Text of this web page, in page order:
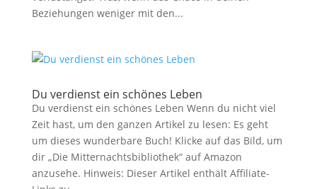
Beziehungen weniger mit den...
Du verdienst ein schönes Leben
Du verdienst ein schönes Leben Wenn du nicht viel
Zeit hast, um den ganzen Artikel zu lesen: Es geht
um dieses wunderbare Buch! Klicke auf das Bild, um
dir „Die Mitternachtsbibliothek“ auf Amazon
anzusehe. Hinweis: Dieser Artikel enthält Affiliate-